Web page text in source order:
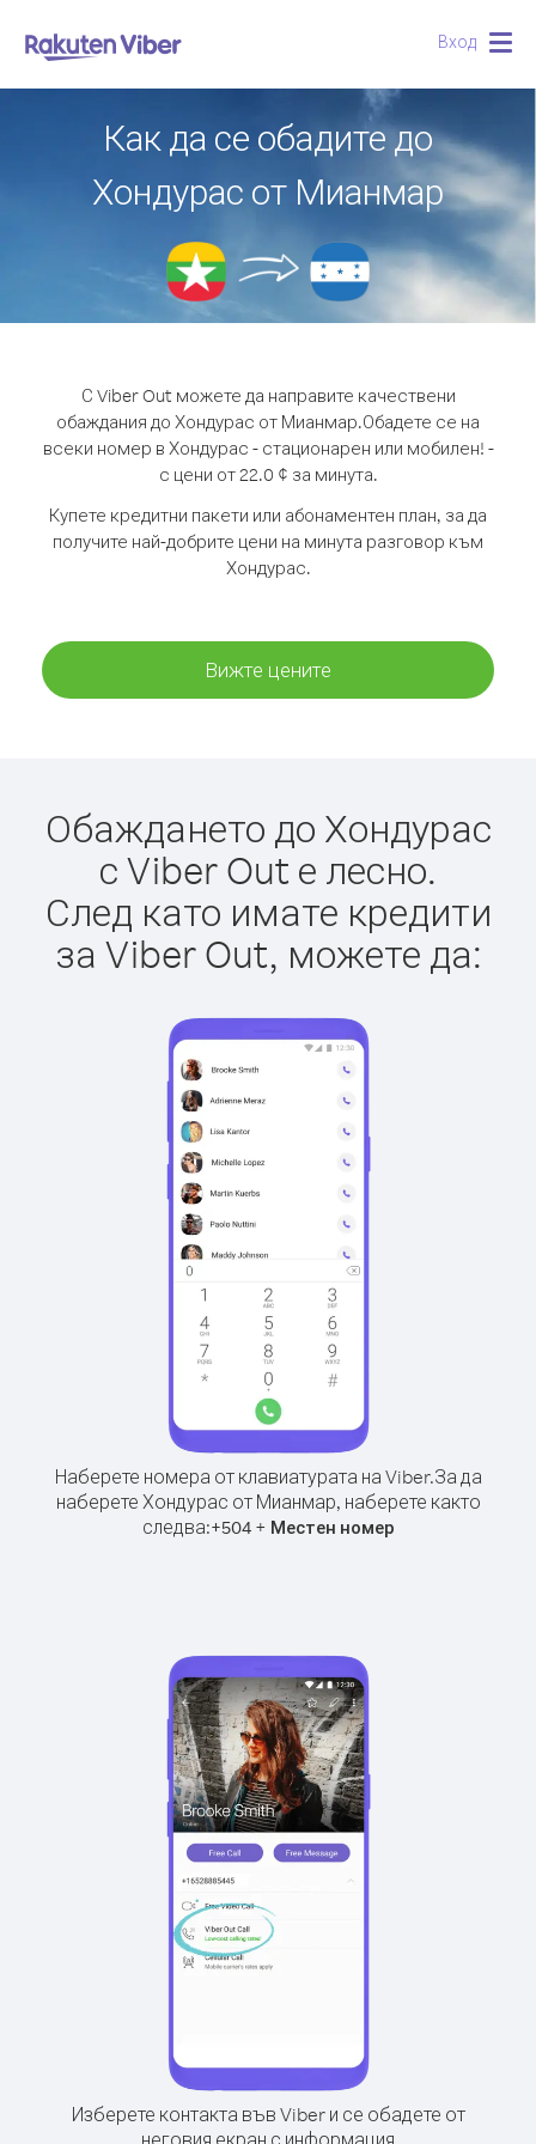
Вход
Как да се обадите до
Хондурас от Мианмар
С Viber Out можете да направите качествени
обаждания до Хондурас от Мианмар.Обадете се на
всеки номер в Хондурас - стационарен или мобилен! -
с цени от 22.0 ¢ за минута.
Купете кредитни пакети или абонаментен план, за да
получите най-добрите цени на минута разговор към
Хондурас.
Вижте цените
Обаждането до Хондурас
с Viber Out е лесно.
След като имате кредити
за Viber Out, можете да:
Наберете номера от клавиатурата на Viber.За да
наберете Хондурас от Мианмар, наберете както
следва:+504+ Местен номер
Изберете контакта във Viber и се обадете от
неговия екран с информация